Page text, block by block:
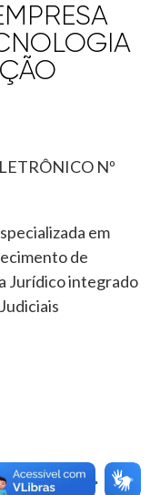
Nº
em
de
Jurídico integrado
III.pdf">